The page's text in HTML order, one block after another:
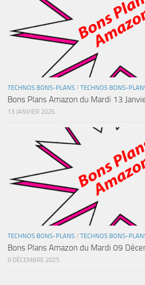
TECHNOS BONS-PLANS / TECHNOS BONS-
Bons Plans Amazon du Mardi 13
13 JANVIER 2026
TECHNOS BONS-PLANS / TECHNOS BONS-
Bons Plans Amazon du Mardi 09
9 DÉCEMBRE 2025